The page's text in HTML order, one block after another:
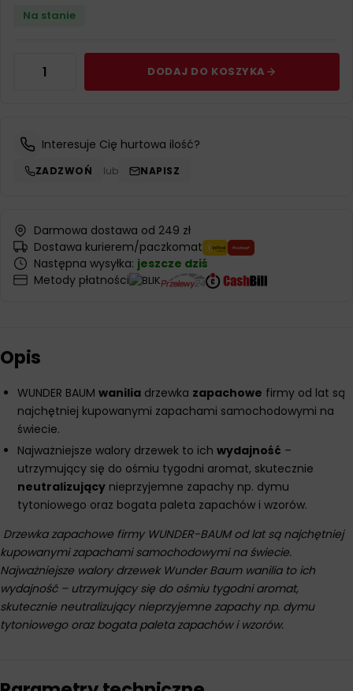
Na stanie
DODAJ DO KOSZYKA
Interesuje Cię hurtowa ilość?
ZADZWOŃ lub NAPISZ
Darmowa dostawa od 249 zł
Dostawa kurierem/paczkomat
Następna wysyłka: jeszcze dziś
Metody płatności
Opis
WUNDER BAUM wanilia drzewka zapachowe firmy od lat są
najchętniej kupowanymi zapachami samochodowymi na
świecie.
Najważniejsze walory drzewek to ich wydajność –
utrzymujący się do ośmiu tygodni aromat, skutecznie
neutralizujący nieprzyjemne zapachy np. dymu
tytoniowego oraz bogata paleta zapachów i wzorów.
Drzewka zapachowe firmy WUNDER-BAUM od lat są najchętniej
kupowanymi zapachami samochodowymi na świecie.
Najważniejsze walory drzewek Wunder Baum wanilia to ich
wydajność – utrzymujący się do ośmiu tygodni aromat,
skutecznie neutralizujący nieprzyjemne zapachy np. dymu
tytoniowego oraz bogata paleta zapachów i wzorów.